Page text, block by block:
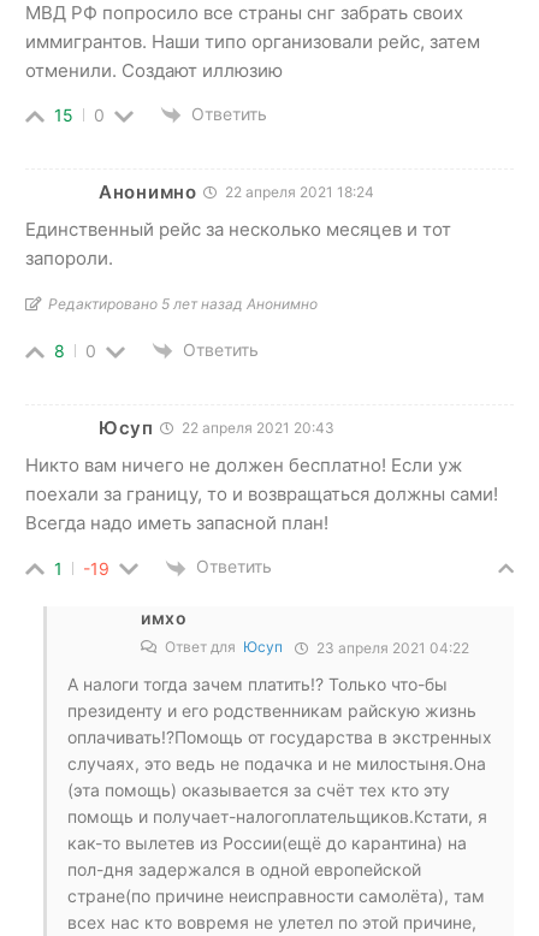
МВД РФ попросило все страны снг забрать своих
иммигрантов. Наши типо организовали рейс, затем
отменили. Создают иллюзию
15 0 Ответить
Анонимно 22 апреля 2021 18:24
Единственный рейс за несколько месяцев и тот
запороли.
Редактировано 5 лет назад Анонимно
8 0 Ответить
Юсуп 22 апреля 2021 20:43
Никто вам ничего не должен бесплатно! Если уж
поехали за границу, то и возвращаться должны сами!
Всегда надо иметь запасной план!
1 -19 Ответить
имхо
Ответ для Юсуп 23 апреля 2021 04:22
А налоги тогда зачем платить!? Только что-бы
президенту и его родственникам райскую жизнь
оплачивать!?Помощь от государства в экстренных
случаях, это ведь не подачка и не милостыня.Она
(эта помощь) оказывается за счёт тех кто эту
помощь и получает-налогоплательщиков.Кстати, я
как-то вылетев из России(ещё до карантина) на
пол-дня задержался в одной европейской
стране(по причине неисправности самолёта), там
всех нас кто вовремя не улетел по этой причине,